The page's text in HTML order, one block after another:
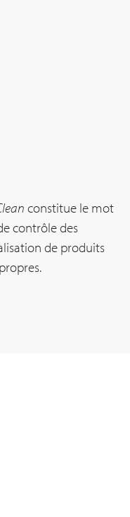
constitue le mot
contrôle des
de produits